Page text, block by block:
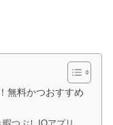
無料かつおすすめ